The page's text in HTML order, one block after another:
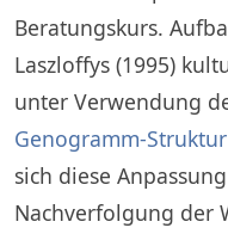
Beratungskurs.
Laszloffys (1995)
unter Verwendung
Genogramm-
sich diese
Nachverfolgung der